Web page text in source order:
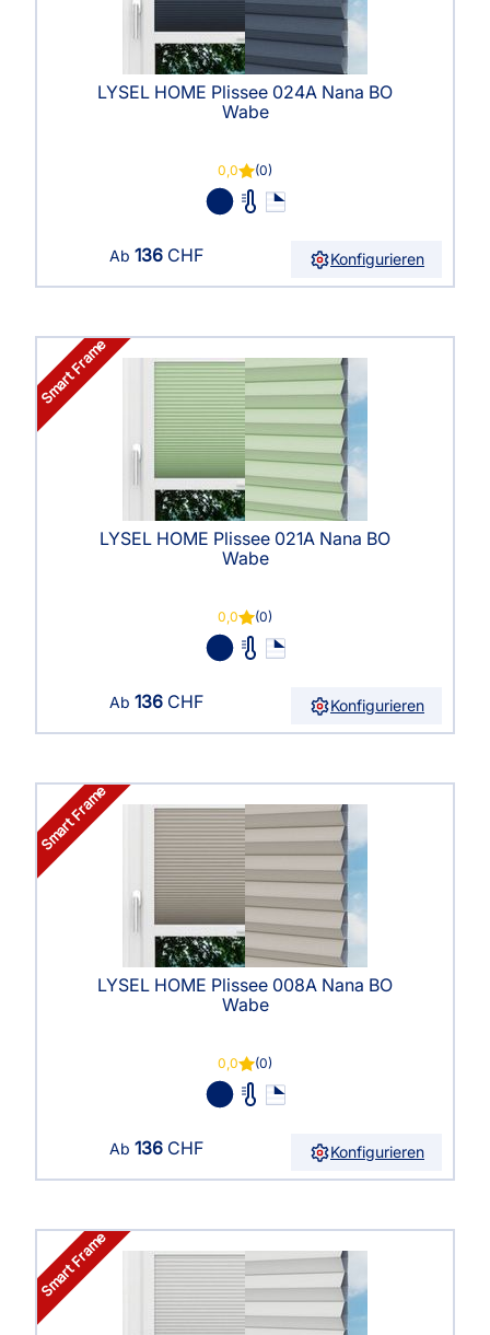
LYSEL HOME Plissee 024A Nana BO
Wabe
0,0 (0)
Ab 136 CHF Konfigurieren
Smart Frame
LYSEL HOME Plissee 021A Nana BO
Wabe
0,0 (0)
Ab 136 CHF Konfigurieren
Smart Frame
LYSEL HOME Plissee 008A Nana BO
Wabe
0,0 (0)
Ab 136 CHF Konfigurieren
Smart Frame